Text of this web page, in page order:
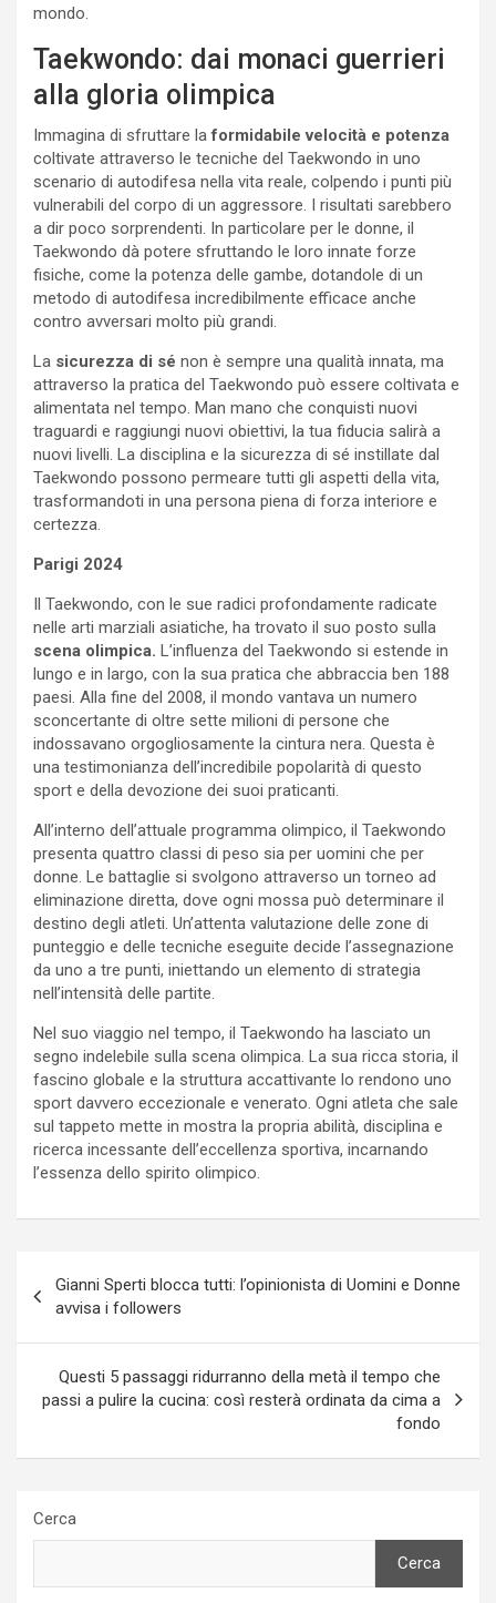
mondo.
Taekwondo: dai monaci guerrieri
alla gloria olimpica
Immagina di sfruttare laformidabile velocità e potenza
coltivate attraverso le tecniche del Taekwondo in uno
scenario di autodifesa nella vita reale, colpendo i punti più
vulnerabili del corpo di un aggressore. I risultati sarebbero
a dir poco sorprendenti. In particolare per le donne, il
Taekwondo dà potere sfruttando le loro innate forze
fisiche, come la potenza delle gambe, dotandole di un
metodo di autodifesa incredibilmente efficace anche
contro avversari molto più grandi.
La sicurezza di sé non è sempre una qualità innata, ma
attraverso la pratica del Taekwondo può essere coltivata e
alimentata nel tempo. Man mano che conquisti nuovi
traguardi e raggiungi nuovi obiettivi, la tua fiducia salirà a
nuovi livelli. La disciplina e la sicurezza di sé instillate dal
Taekwondo possono permeare tutti gli aspetti della vita,
trasformandoti in una persona piena di forza interiore e
certezza.
Parigi 2024
Il Taekwondo, con le sue radici profondamente radicate
nelle arti marziali asiatiche, ha trovato il suo posto sulla
scena olimpica. L’influenza del Taekwondo si estende in
lungo e in largo, con la sua pratica che abbraccia ben 188
paesi. Alla fine del 2008, il mondo vantava un numero
sconcertante di oltre sette milioni di persone che
indossavano orgogliosamente la cintura nera. Questa è
una testimonianza dell’incredibile popolarità di questo
sport e della devozione dei suoi praticanti.
All’interno dell’attuale programma olimpico, il Taekwondo
presenta quattro classi di peso sia per uomini che per
donne. Le battaglie si svolgono attraverso un torneo ad
eliminazione diretta, dove ogni mossa può determinare il
destino degli atleti. Un’attenta valutazione delle zone di
punteggio e delle tecniche eseguite decide l’assegnazione
da uno a tre punti, iniettando un elemento di strategia
nell’intensità delle partite.
Nel suo viaggio nel tempo, il Taekwondo ha lasciato un
segno indelebile sulla scena olimpica. La sua ricca storia, il
fascino globale e la struttura accattivante lo rendono uno
sport davvero eccezionale e venerato. Ogni atleta che sale
sul tappeto mette in mostra la propria abilità, disciplina e
ricerca incessante dell’eccellenza sportiva, incarnando
l’essenza dello spirito olimpico.
articoli
Gianni Sperti blocca tutti: l’opinionista di Uomini e Donne
avvisa i followers
Questi 5 passaggi ridurranno della metà il tempo che
passi a pulire la cucina: così resterà ordinata da cima a
fondo
Cerca
Cerca